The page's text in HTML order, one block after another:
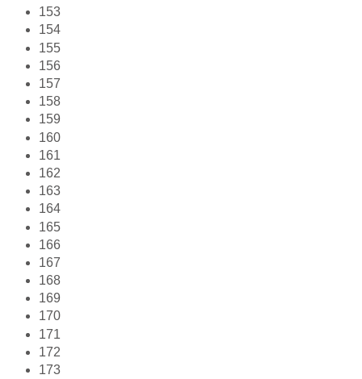
153
154
155
156
157
158
159
160
161
162
163
164
165
166
167
168
169
170
171
172
173